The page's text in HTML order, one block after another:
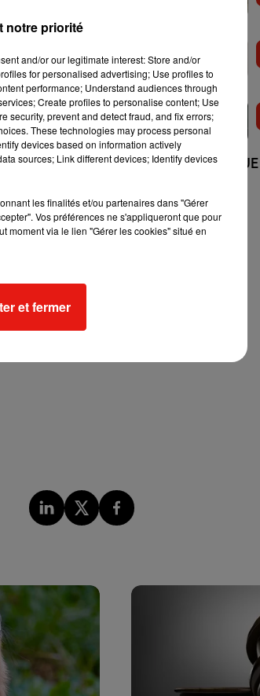
et le sirop de sucre
Continuez
+ DE MUSIQUE
notre priorité
and/or our legitimate interest: Store and/or
for personalised advertising; Use profiles to
performance; Understand audiences through
Create profiles to personalise content; Use
security, prevent and detect fraud, and fix errors;
These technologies may process personal
devices based on information actively
sources; Link different devices; Identify devices
les finalités et/ou partenaires dans "Gérer
Vos préférences ne s'appliqueront que pour
moment via le lien "Gérer les cookies" situé en
et fermer